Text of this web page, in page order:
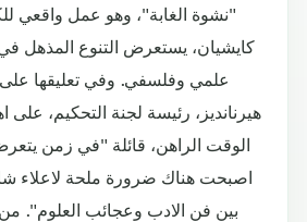
"نشوة الغابة"، وهو عمل واقعي
كايشيان، يستعرض التنوع المذهل
علمي وفلسفي. وفي تعليقها
هيرنانديز، رئيسة لجنة التحكيم، على
الوقت الراهن، قائلة "في زمن
اصبحت هناك ضرورة ملحة لاعلاء
بين فن الادب وعجائب العلوم".